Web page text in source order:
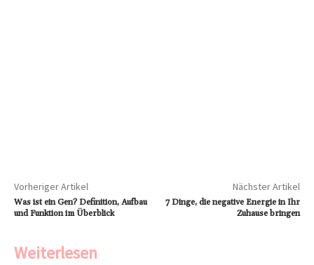
Vorheriger Artikel
Was ist ein Gen? Definition, Aufbau
und Funktion im Überblick
Nächster Artikel
7 Dinge, die negative Energie in Ihr
Zuhause bringen
Weiterlesen